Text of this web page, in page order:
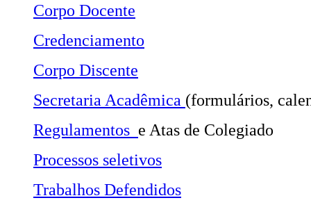
Corpo Docente
Credenciamento
Corpo Discente
Secretaria Acadêmica (formulários,
Regulamentos e Atas de Colegiado
Processos seletivos
Trabalhos Defendidos